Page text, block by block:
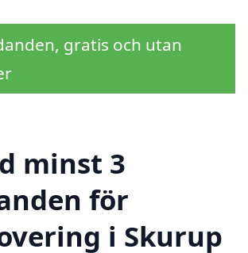
gratis och utan
minst 3
för
i Skurup